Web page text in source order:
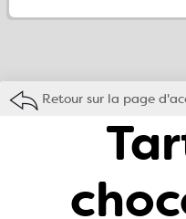
Retour sur la page